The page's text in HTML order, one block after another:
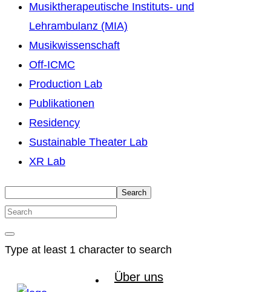
Musiktherapeutische Instituts- und
Lehrambulanz (MIA)
Musikwissenschaft
Off-ICMC
Production Lab
Publikationen
Residency
Sustainable Theater Lab
XR Lab
Search
Type at least 1 character to search
Über uns